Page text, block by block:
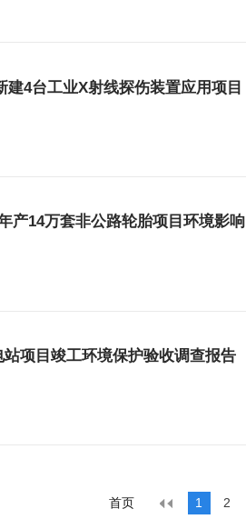
建4台工业X射线探伤装置应用项目
产14万套非公路轮胎项目环境影响
项目竣工环境保护验收调查报告
首页 1 2